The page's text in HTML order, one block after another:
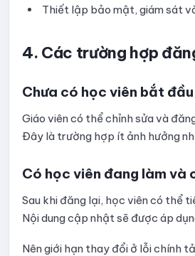
Thiết lập bảo mật, giám sát
4. Các trường hợp
Chưa có học viên bắt
Giáo viên có thể chỉnh sửa và
Đây là trường hợp ít ảnh hưởng
Có học viên đang làm và
Sau khi đăng lại, học viên có thể
Nội dung cập nhật sẽ được áp
Nên giới hạn thay đổi ở lỗi chính